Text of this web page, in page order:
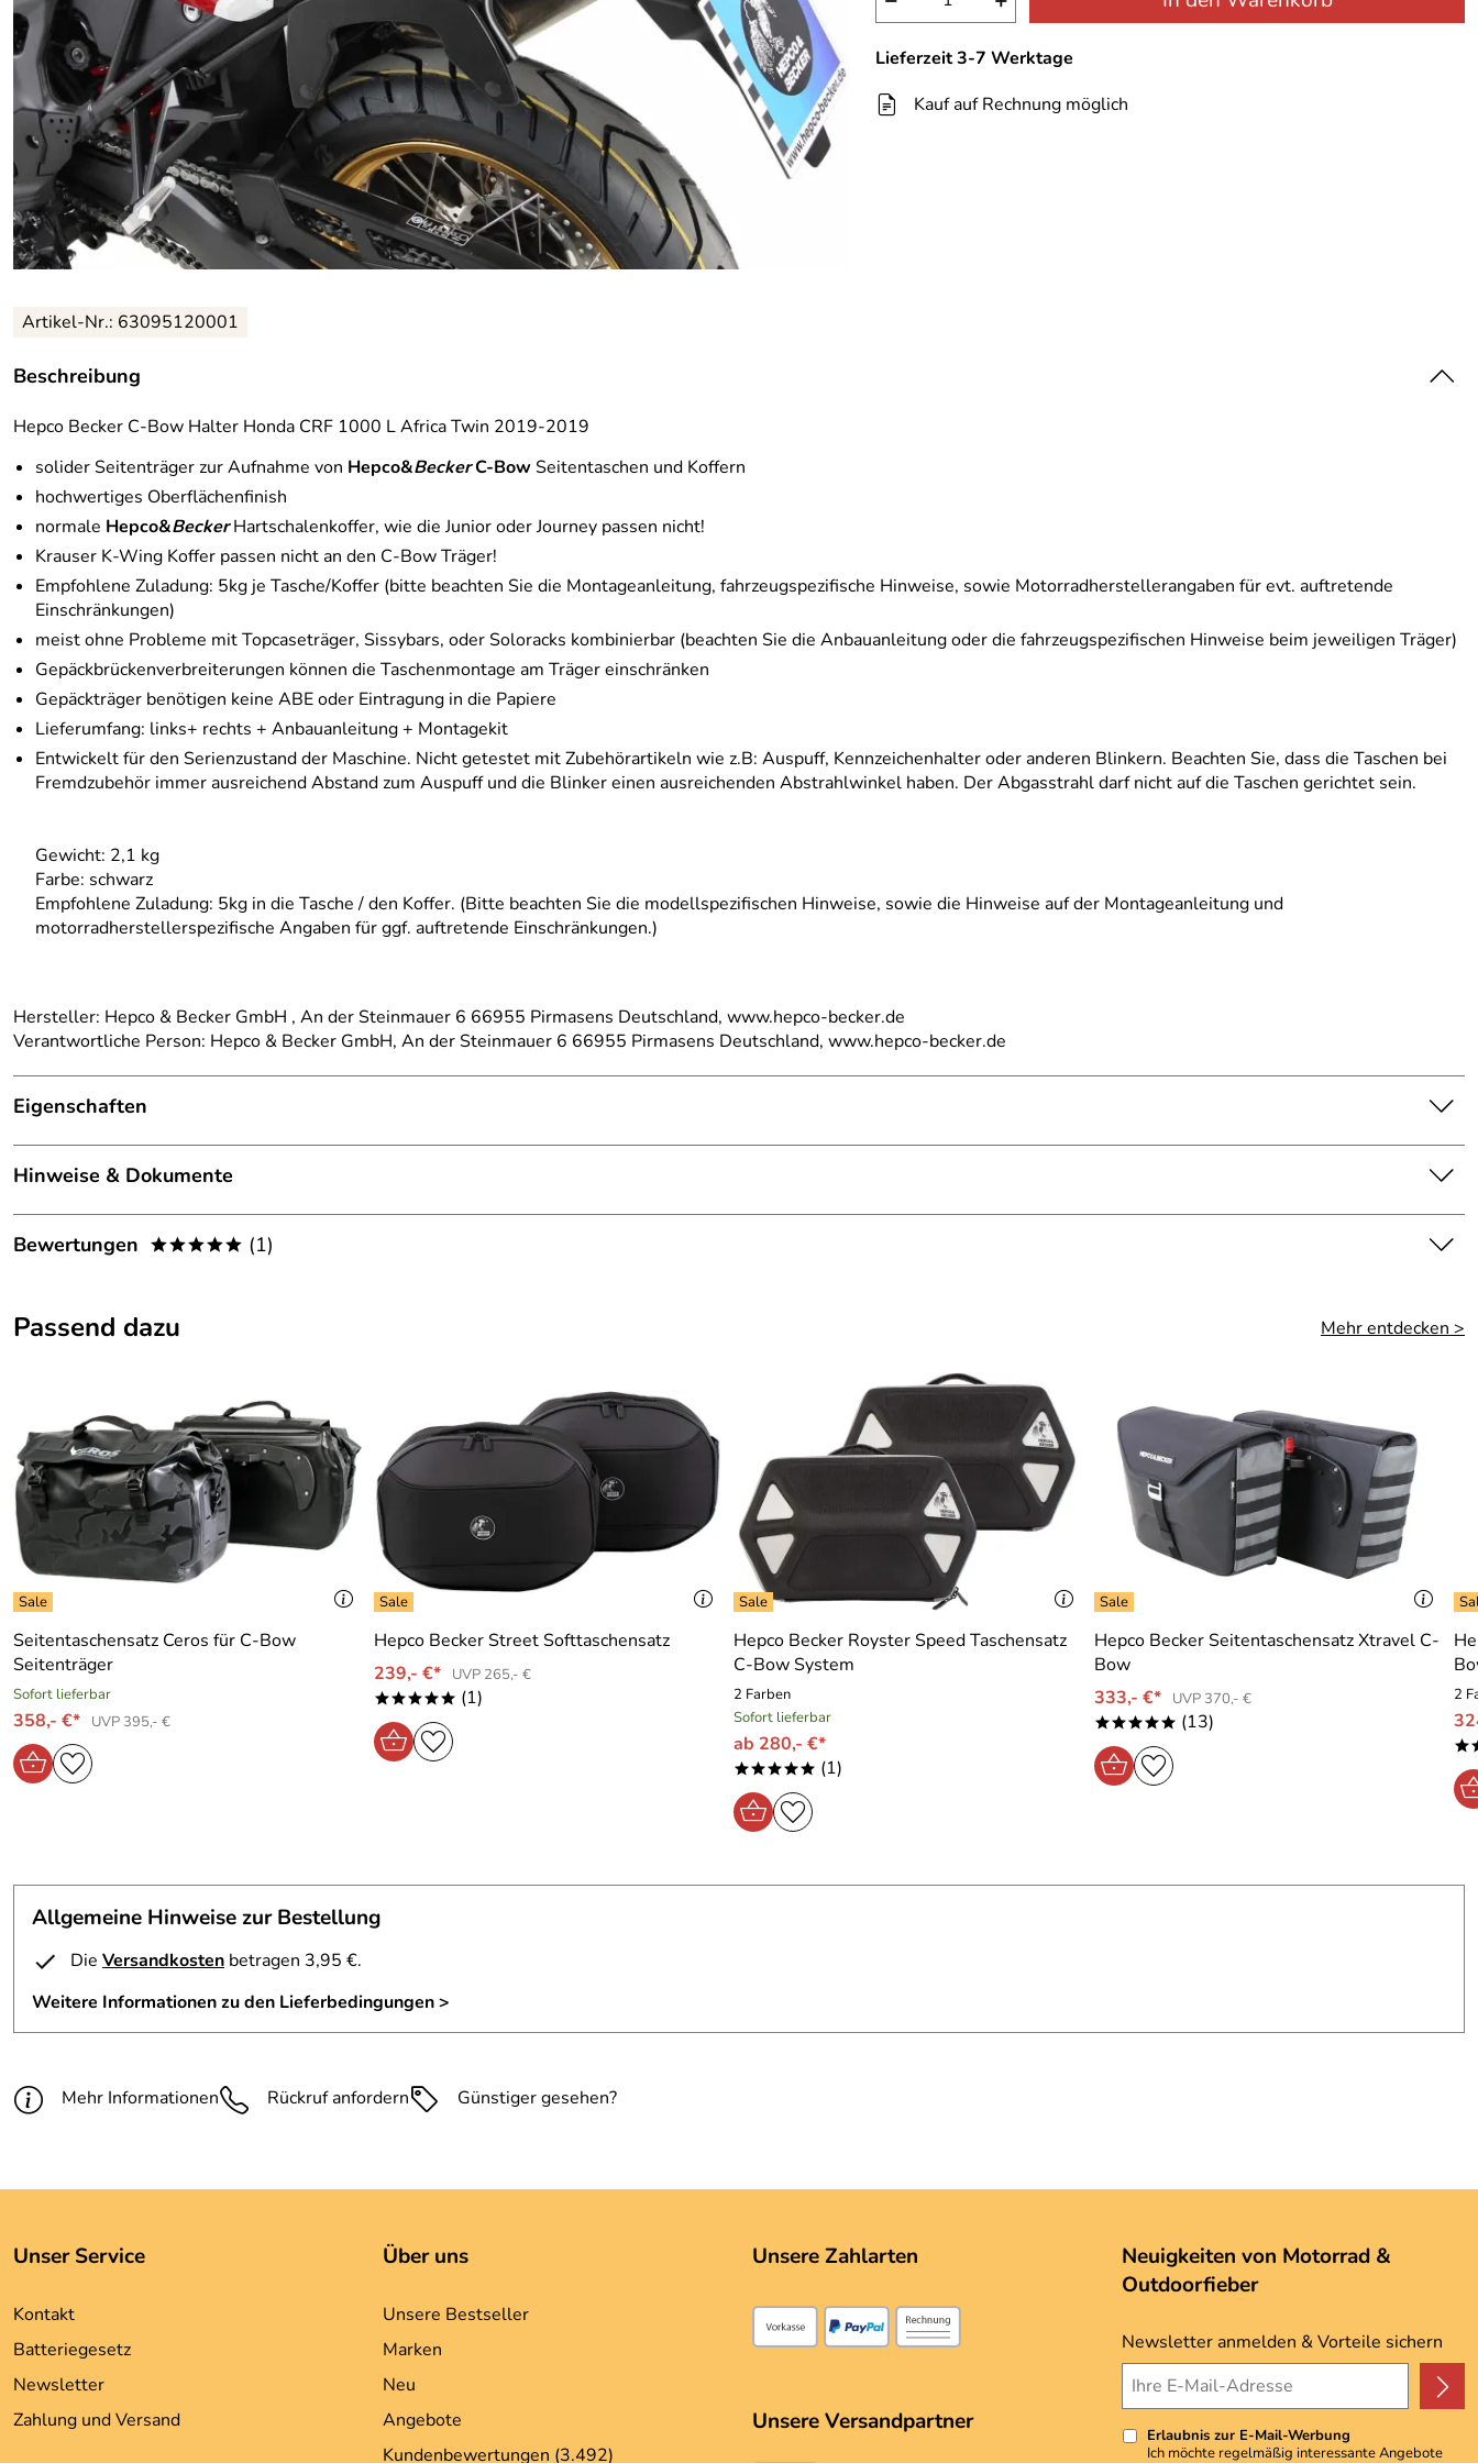
Lieferzeit 3-7 Werktage
Kauf auf Rechnung möglich
Artikel-Nr.: 63095120001
Beschreibung
Hepco Becker C-Bow Halter Honda CRF 1000 L Africa Twin 2019-2019
solider Seitenträger zur Aufnahme von Hepco&BeckerC-Bow Seitentaschen und Koffern
hochwertiges Oberflächenfinish
normale Hepco&BeckerHartschalenkoffer, wie die Junior oder Journey passen nicht!
Krauser K-Wing Koffer passen nicht an den C-Bow Träger!
Empfohlene Zuladung: 5kg je Tasche/Koffer (bitte beachten Sie die Montageanleitung, fahrzeugspezifische Hinweise, sowie Motorradherstellerangaben für evt. auftretende
Einschränkungen)
meist ohne Probleme mit Topcaseträger, Sissybars, oder Soloracks kombinierbar (beachten Sie die Anbauanleitung oder die fahrzeugspezifischen Hinweise beim jeweiligen Träger)
Gepäckbrückenverbreiterungen können die Taschenmontage am Träger einschränken
Gepäckträger benötigen keine ABE oder Eintragung in die Papiere
Lieferumfang: links+ rechts + Anbauanleitung + Montagekit
Entwickelt für den Serienzustand der Maschine. Nicht getestet mit Zubehörartikeln wie z.B: Auspuff, Kennzeichenhalter oder anderen Blinkern. Beachten Sie, dass die Taschen bei
Fremdzubehör immer ausreichend Abstand zum Auspuff und die Blinker einen ausreichenden Abstrahlwinkel haben. Der Abgasstrahl darf nicht auf die Taschen gerichtet sein.
Gewicht: 2,1 kg
Farbe: schwarz
Empfohlene Zuladung: 5kg in die Tasche / den Koffer. (Bitte beachten Sie die modellspezifischen Hinweise, sowie die Hinweise auf der Montageanleitung und
motorradherstellerspezifische Angaben für ggf. auftretende Einschränkungen.)
Hersteller: Hepco & Becker GmbH , An der Steinmauer 6 66955 Pirmasens Deutschland, www.hepco-becker.de
Verantwortliche Person: Hepco & Becker GmbH, An der Steinmauer 6 66955 Pirmasens Deutschland, www.hepco-becker.de
Eigenschaften
Details
Kategorie:
Träger
Marke:
Hepco Becker
Hinweise & Dokumente
Dokumente zum Download:
Bewertungen ***** (1)
5
1
Monk *****
Verifizierte Bewertung
Schnelle Lieferung. Alles 1a super geile halter
Kaufdatum: 12.07.2026
Bewertungsdatum: 29.07.2026
Passend dazu Mehr entdecken >
Seitentaschensatz Ceros für C-Bow
Seitenträger
Sofort lieferbar
358,- €* UVP 395,- €
Hepco Becker Street Softtaschensatz
239,- €*
UVP 265,- €
***** (1)
Hepco Becker Royster Speed Taschensatz
C-Bow System
2 Farben
Sofort lieferbar
ab 280,- €*
***** (1)
Hepco Becker Seitentaschensatz Xtravel C-
Bow
333,- €*
UVP 370,- €
***** (13)
2
Allgemeine Hinweise zur Bestellung
Die Versandkosten betragen 3,95 €.
Weitere Informationen zu den Lieferbedingungen >
Mehr Informationen Rückruf anfordern Günstiger gesehen?
Unser Service
Kontakt
Batteriegesetz
Newsletter
Zahlung und Versand
Über uns
Unsere Bestseller
Marken
Neu
Angebote
Kundenbewertungen (3.492)
Unsere Zahlarten
Unsere Versandpartner
Neuigkeiten von Motorrad &
Outdoorfieber
Newsletter anmelden & Vorteile sichern
Erlaubnis zur E-Mail-Werbung
Ich möchte regelmäßig interessante Angebote